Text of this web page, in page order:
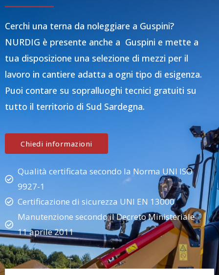
Cerchi una terna da noleggiare a Guspini?
NURDIG è presente anche a Guspini e mette a
tua disposizione una selezione di mezzi per il
lavoro in cantiere adatta a ogni tipo di esigenza.
Puoi contare su sopralluoghi tecnici gratuiti su
tutto il territorio di Sud Sardegna.
Chiedi informazioni
Qualità certificata secondo la Norma UNI ISO
9927-1
Certificazione di sicurezza UNI EN 13000
Manutenzione secondo il Decreto Ministeriale
11 aprile 2011